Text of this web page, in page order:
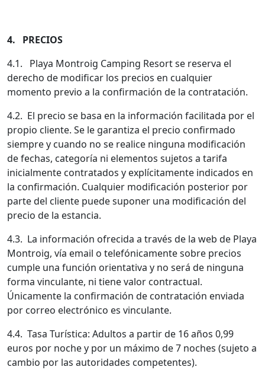
4. PRECIOS
4.1. Playa Montroig Camping Resort se reserva el
derecho de modificar los precios en cualquier
momento previo a la confirmación de la contratación.
4.2. El precio se basa en la información facilitada por el
propio cliente. Se le garantiza el precio confirmado
siempre y cuando no se realice ninguna modificación
de fechas, categoría ni elementos sujetos a tarifa
inicialmente contratados y explícitamente indicados en
la confirmación. Cualquier modificación posterior por
parte del cliente puede suponer una modificación del
precio de la estancia.
4.3. La información ofrecida a través de la web de Playa
Montroig, vía email o telefónicamente sobre precios
cumple una función orientativa y no será de ninguna
forma vinculante, ni tiene valor contractual.
Únicamente la confirmación de contratación enviada
por correo electrónico es vinculante.
4.4. Tasa Turística: Adultos a partir de 16 años 0,99
euros por noche y por un máximo de 7 noches (sujeto a
cambio por las autoridades competentes).